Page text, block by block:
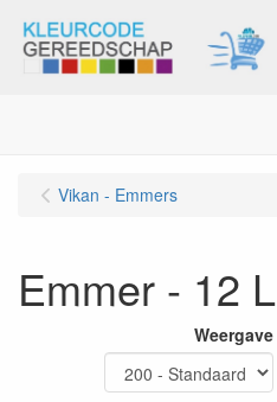
Vikan - Emmers
Emmer - 12 L
Weergave